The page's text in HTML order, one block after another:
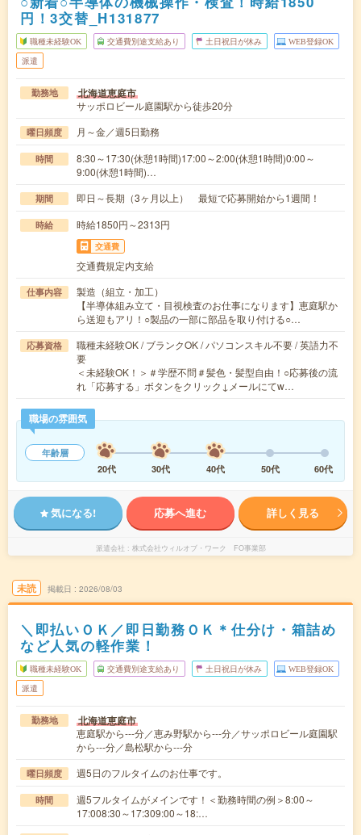
円！3交替_H131877
職種未経験OK 交通費別途支給あり 土日祝日が休み WEB登録OK
派遣
勤務地 北海道恵庭市
サッポロビール庭園駅から徒歩20分
曜日頻度 月～金／週5日勤務
時間
8:30～17:30(休憩1時間)17:00～2:00(休憩1時間)0:00～
9:00(休憩1時間)…
期間 即日～長期（3ヶ月以上） 最短で応募開始から1週間！
時給 時給1850円～2313円
交通費
交通費規定内支給
仕事内容
製造（組立・加工）
【半導体組み立て・目視検査のお仕事になります】恵庭駅か
ら送迎もアリ！○製品の一部に部品を取り付ける○…
応募資格
職種未経験OK / ブランクOK / パソコンスキル不要 / 英語力不
要
＜未経験OK！＞＃学歴不問＃髪色・髪型自由！○応募後の流
れ「応募する」ボタンをクリック↓メールにてw…
職場の雰囲気
年齢層
20代
30代 40代 50代 60代
気になる! 応募へ進む 詳しく見る
派遣会社 株式会社ウィルオブ・ワーク FO事業部
未読 掲載日 2026/08/03
＼即払いＯＫ／即日勤務ＯＫ＊仕分け・箱詰め
など人気の軽作業！
職種未経験OK 交通費別途支給あり 土日祝日が休み WEB登録OK
派遣
勤務地 北海道恵庭市
恵庭駅から---分／恵み野駅から---分／サッポロビール庭園駅
から---分／島松駅から---分
曜日頻度 週5日のフルタイムのお仕事です。
時間
週5フルタイムがメインです！＜勤務時間の例＞8:00～
17:008:30～17:309:00～18:…